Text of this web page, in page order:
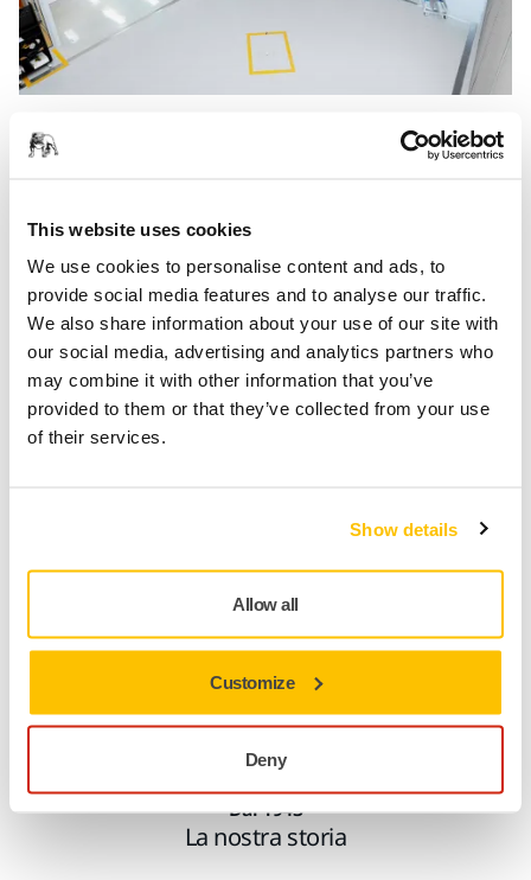
This website uses cookies
We use cookies to personalise content and ads, to
provide social media features and to analyse our traffic.
We also share information about your use of our site with
our social media, advertising and analytics partners who
may combine it with other information that you’ve
provided to them or that they’ve collected from your use
of their services.
Show details
Allow all
Customize
Deny
Rinnoviamo in maniera sostenibile il settore della
approfondite ricerche e un atteggiamento proattivo,
offriamo ai nostri clienti sistemi, utensili e servizi di alta
qualità. Non elaboriamo solo singole soluzioni a breve
termine, ma lavoriamo costantemente per ottenere
miglioramenti sostenibili e di lungo termine nell'intero
settore e nel processo completo, dal punto di vista tecnico,
economico, ambientale e lavorativo.
La nostra motivazione è ed è sempre stata data dalla volontà
Questo ci ha permesso di diventare i leader di mercato a
terra ma capaci di guardare oltre "l'impossibile".
Dal 1943
La nostra storia